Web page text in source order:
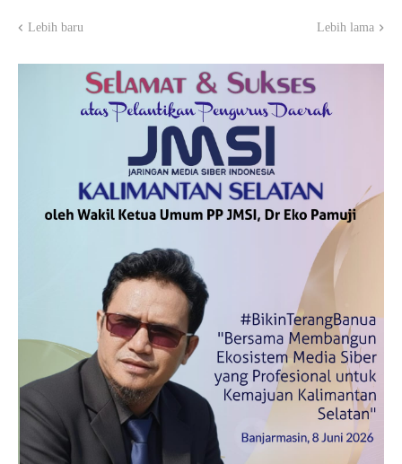
Lebih baru Lebih lama